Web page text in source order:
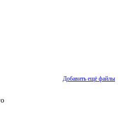
Добавить ещё файлы